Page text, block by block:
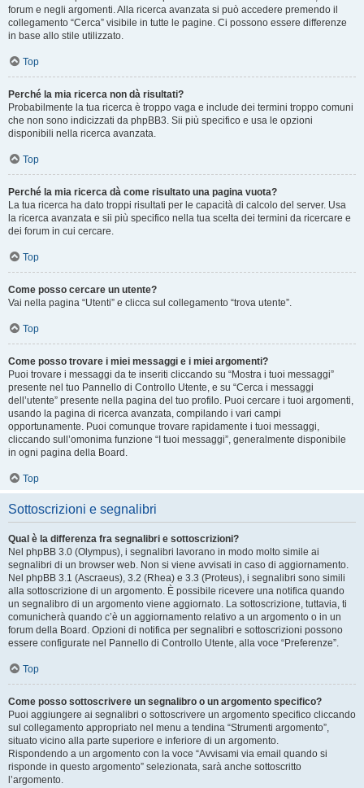
forum e negli argomenti. Alla ricerca avanzata si può accedere premendo il
collegamento “Cerca” visibile in tutte le pagine. Ci possono essere differenze
in base allo stile utilizzato.
Top
Perché la mia ricerca non dà risultati?
Probabilmente la tua ricerca è troppo vaga e include dei termini troppo comuni
che non sono indicizzati da phpBB3. Sii più specifico e usa le opzioni
disponibili nella ricerca avanzata.
Top
Perché la mia ricerca dà come risultato una pagina vuota?
La tua ricerca ha dato troppi risultati per le capacità di calcolo del server. Usa
la ricerca avanzata e sii più specifico nella tua scelta dei termini da ricercare e
dei forum in cui cercare.
Top
Come posso cercare un utente?
Vai nella pagina “Utenti” e clicca sul collegamento “trova utente”.
Top
Come posso trovare i miei messaggi e i miei argomenti?
Puoi trovare i messaggi da te inseriti cliccando su “Mostra i tuoi messaggi”
presente nel tuo Pannello di Controllo Utente, e su “Cerca i messaggi
dell’utente” presente nella pagina del tuo profilo. Puoi cercare i tuoi argomenti,
usando la pagina di ricerca avanzata, compilando i vari campi
opportunamente. Puoi comunque trovare rapidamente i tuoi messaggi,
cliccando sull’omonima funzione “I tuoi messaggi”, generalmente disponibile
in ogni pagina della Board.
Top
Sottoscrizioni e segnalibri
Qual è la differenza fra segnalibri e sottoscrizioni?
Nel phpBB 3.0 (Olympus), i segnalibri lavorano in modo molto simile ai
segnalibri di un browser web. Non si viene avvisati in caso di aggiornamento.
Nel phpBB 3.1 (Ascraeus), 3.2 (Rhea) e 3.3 (Proteus), i segnalibri sono simili
alla sottoscrizione di un argomento. È possibile ricevere una notifica quando
un segnalibro di un argomento viene aggiornato. La sottoscrizione, tuttavia, ti
comunicherà quando c’è un aggiornamento relativo a un argomento o in un
forum della Board. Opzioni di notifica per segnalibri e sottoscrizioni possono
essere configurate nel Pannello di Controllo Utente, alla voce “Preferenze”.
Top
Come posso sottoscrivere un segnalibro o un argomento specifico?
Puoi aggiungere ai segnalibri o sottoscrivere un argomento specifico cliccando
sul collegamento appropriato nel menu a tendina “Strumenti argomento”,
situato vicino alla parte superiore e inferiore di un argomento.
Rispondendo a un argomento con la voce “Avvisami via email quando si
risponde in questo argomento” selezionata, sarà anche sottoscritto
l’argomento.